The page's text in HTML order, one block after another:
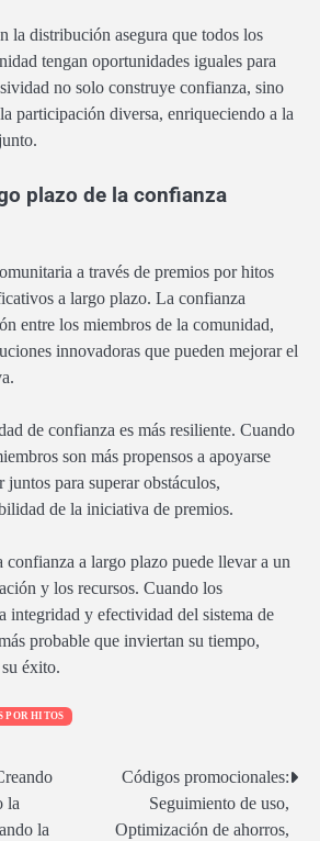
la distribución asegura que todos los
tengan oportunidades iguales para
no solo construye confianza, sino
participación diversa, enriqueciendo a la
plazo de la confianza
a través de premios por hitos
a largo plazo. La confianza
entre los miembros de la comunidad,
innovadoras que pueden mejorar el
de confianza es más resiliente. Cuando
son más propensos a apoyarse
juntos para superar obstáculos,
de la iniciativa de premios.
a largo plazo puede llevar a un
y los recursos. Cuando los
integridad y efectividad del sistema de
probable que inviertan su tiempo,
éxito.
POR HITOS
la
la
Códigos promocionales:
Seguimiento de uso,
Optimización de ahorros,